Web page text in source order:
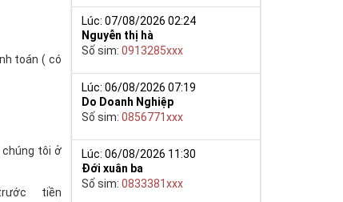
toán ( có
chúng tôi ở
tiền
Lúc: 07/08/2026 02:24
Nguyễn thị hà
Số sim:0913285xxx
Lúc: 06/08/2026 07:19
Do Doanh Nghiệp
Số sim:0856771xxx
Lúc: 06/08/2026 11:30
Đới xuân ba
Số sim:0833381xxx